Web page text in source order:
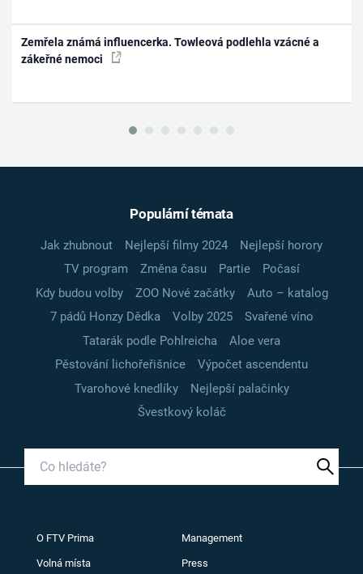
Zemřela známá influencerka. Towleová podlehla vzácné a
zákeřné nemoci
Populární témata
Jak zhubnout Nejlepší filmy 2024
Nejlepší horory
TV program
Změna času Partie
Počasí
Kdy budou volby
ZOO Nové začátky
Auto – katalog
7 pádů Honzy Dědka
Volby 2025
Svařené víno
Tatarák podle Pohlreicha
Aloe vera
Pěstování lichořeřišnice
Výpočet ascendentu
Tvarohové knedlíky
Nejlepší palačinky
Švestkový koláč
O FTV Prima Management
Volná místa Press